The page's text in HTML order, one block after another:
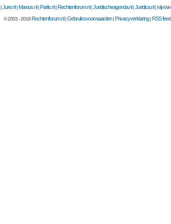
|Jure.nl |Maxius.nl |Parlis.nl |Rechtenforum.nl |Juridischeagenda.nl |Juridica.nl |
© 2003 - 2018Rechtenforum.nl|Gebruiksvoorwaarden|Privacyverklaring|RSS